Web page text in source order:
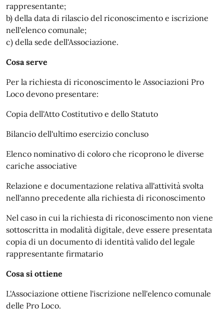
rappresentante;
b) della data di rilascio del riconoscimento e iscrizione
nell'elenco comunale;
c) della sede dell'Associazione.
Cosa serve
Per la richiesta di riconoscimento le Associazioni Pro
Loco devono presentare:
Copia dell'Atto Costitutivo e dello Statuto
Bilancio dell'ultimo esercizio concluso
Elenco nominativo di coloro che ricoprono le diverse
cariche associative
Relazione e documentazione relativa all'attività svolta
nell'anno precedente alla richiesta di riconoscimento
Nel caso in cui la richiesta di riconoscimento non viene
sottoscritta in modalità digitale, deve essere presentata
copia di un documento di identità valido del legale
rappresentante firmatario
Cosa si ottiene
L'Associazione ottiene l'iscrizione nell'elenco comunale
delle Pro Loco.